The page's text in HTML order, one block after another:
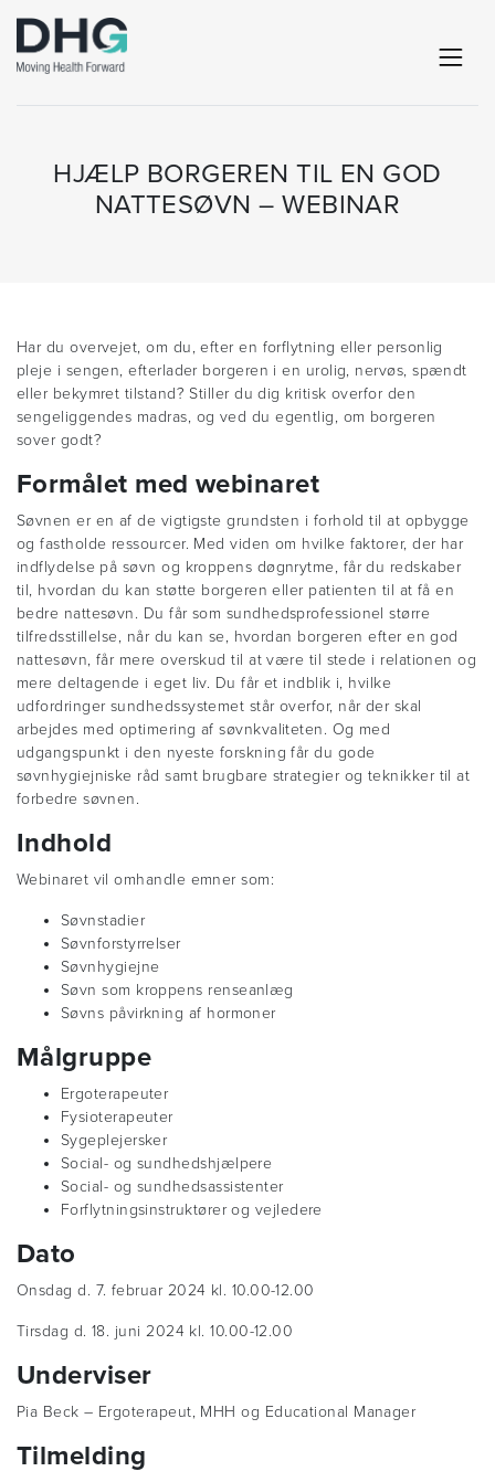
HJÆLP BORGEREN TIL EN GOD
NATTESØVN – WEBINAR
Har du overvejet, om du, efter en forflytning eller personlig
pleje i sengen, efterlader borgeren i en urolig, nervøs, spændt
eller bekymret tilstand? Stiller du dig kritisk overfor den
sengeliggendes madras, og ved du egentlig, om borgeren
sover godt?
Formålet med webinaret
Søvnen er en af de vigtigste grundsten i forhold til at opbygge
og fastholde ressourcer. Med viden om hvilke faktorer, der har
indflydelse på søvn og kroppens døgnrytme, får du redskaber
til, hvordan du kan støtte borgeren eller patienten til at få en
bedre nattesøvn. Du får som sundhedsprofessionel større
tilfredsstillelse, når du kan se, hvordan borgeren efter en god
nattesøvn, får mere overskud til at være til stede i relationen og
mere deltagende i eget liv. Du får et indblik i, hvilke
udfordringer sundhedssystemet står overfor, når der skal
arbejdes med optimering af søvnkvaliteten. Og med
udgangspunkt i den nyeste forskning får du gode
søvnhygiejniske råd samt brugbare strategier og teknikker til at
forbedre søvnen.
Indhold
Webinaret vil omhandle emner som:
Søvnstadier
Søvnforstyrrelser
Søvnhygiejne
Søvn som kroppens renseanlæg
Søvns påvirkning af hormoner
Målgruppe
Ergoterapeuter
Fysioterapeuter
Sygeplejersker
Social- og sundhedshjælpere
Social- og sundhedsassistenter
Forflytningsinstruktører og vejledere
Dato
Onsdag d. 7. februar 2024 kl. 10.00-12.00
Tirsdag d. 18. juni 2024 kl. 10.00-12.00
Underviser
Pia Beck – Ergoterapeut, MHH og Educational Manager
Tilmelding